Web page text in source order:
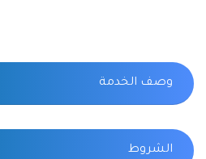
وصف الخدمة
الشروط